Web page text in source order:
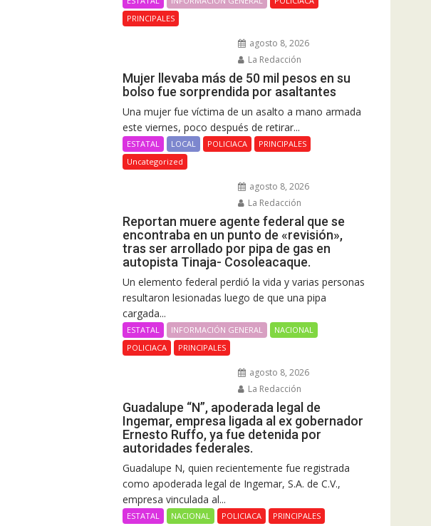
PRINCIPALES
agosto 8, 2026
La Redacción
Mujer llevaba más de 50 mil pesos en su
bolso fue sorprendida por asaltantes
Una mujer fue víctima de un asalto a mano armada
este viernes, poco después de retirar...
ESTATAL LOCAL POLICIACA
PRINCIPALES
Uncategorized
agosto 8, 2026
La Redacción
Reportan muere agente federal que se
encontraba en un punto de «revisión»,
tras ser arrollado por pipa de gas en
autopista Tinaja- Cosoleacaque.
Un elemento federal perdió la vida y varias personas
resultaron lesionadas luego de que una pipa
cargada...
ESTATAL INFORMACIÓN GENERAL
NACIONAL
POLICIACA
PRINCIPALES
agosto 8, 2026
La Redacción
Guadalupe “N”, apoderada legal de
Ingemar, empresa ligada al ex gobernador
Ernesto Ruffo, ya fue detenida por
autoridades federales.
Guadalupe N, quien recientemente fue registrada
como apoderada legal de Ingemar, S.A. de C.V.,
empresa vinculada al...
ESTATAL NACIONAL POLICIACA PRINCIPALES